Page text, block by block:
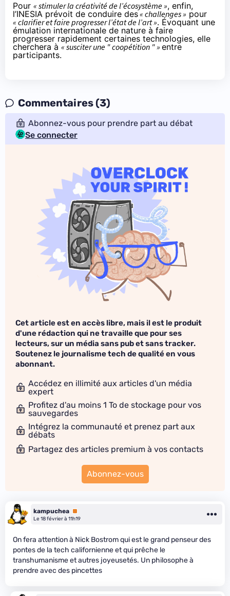
Pour « stimuler la créativité de l’écosystème », enfin,
l’INESIA prévoit de conduire des« challenges » pour
« clarifier et faire progresser l’état de l’art ». Évoquant une
émulation internationale de nature à faire
progresser rapidement certaines technologies, elle
cherchera à « susciter une " coopétition " » entre
participants.
Commentaires (3)
Abonnez-vous pour prendre part au débat
Se connecter
Cet article est en accès libre, mais il est le produit
d'une rédaction qui ne travaille que pour ses
lecteurs, sur un média sans pub et sans tracker.
Soutenez le journalisme tech de qualité en vous
abonnant.
Accédez en illimité aux articles d'un média
expert
Profitez d'au moins 1 To de stockage pour vos
sauvegardes
Intégrez la communauté et prenez part aux
débats
Partagez des articles premium à vos contacts
Abonnez-vous
kampuchea Premium
Le 18 février à 11h19
On fera attention à Nick Bostrom qui est le grand penseur des
pontes de la tech californienne et qui prêche le
transhumanisme et autres joyeusetés. Un philosophe à
prendre avec des pincettes